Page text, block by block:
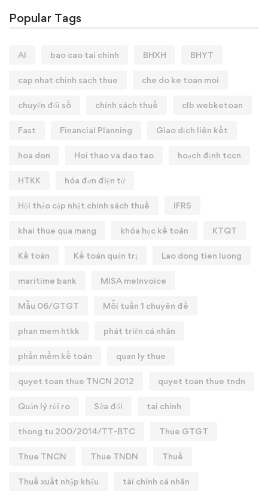
Popular Tags
AI bao cao tai chinh BHXH BHYT
cap nhat chinh sach thue che do ke toan moi
chuyển đổi số chính sách thuế clb webketoan
Fast Financial Planning Giao dịch liên kết
hoa don Hoi thao va dao tao hoạch định tccn
HTKK hóa đơn điện tử
Hội thảo cập nhật chính sách thuế IFRS
khai thue qua mang khóa học kế toán KTQT
Kế toán Kế toán quản trị Lao dong tien luong
maritime bank MISA meInvoice
Mẫu 06/GTGT Mỗi tuần 1 chuyên đề
phan mem htkk phát triển cá nhân
phần mềm kế toán quan ly thue
quyet toan thue TNCN 2012 quyet toan thue tndn
Quản lý rủi ro Sửa đổi tai chinh
thong tu 200/2014/TT-BTC Thue GTGT
Thue TNCN Thue TNDN Thuế
Thuế xuất nhập khẩu tài chính cá nhân